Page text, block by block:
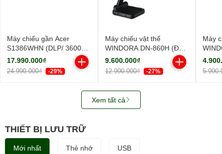
Máy chiếu gần Acer
S1386WHN (DLP/ 3600
Ansi Lumens/ WXGA)
17.990.000₫
24.990.000₫ -29%
Máy chiếu vật thể
WINDORA DN-860H (Độ
sáng sắc nét/ Full HD)
9.600.000₫
12.990.000₫ -27%
Máy
sáng
Xem tất cả
THIẾT BỊ LƯU TRỮ
Mới nhất Thẻ nhớ USB